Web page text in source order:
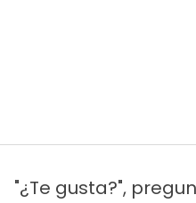
"¿Te gusta?",